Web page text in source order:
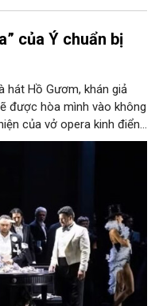
của Ý chuẩn bị
hát Hồ Gươm, khán giả
được hòa mình vào không
của vở opera kinh điển